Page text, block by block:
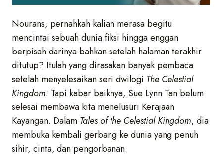
Nourans, pernahkah kalian merasa begitu
mencintai sebuah dunia fiksi hingga enggan
berpisah darinya bahkan setelah halaman terakhir
ditutup? Itulah yang dirasakan banyak pembaca
setelah menyelesaikan seri dwilogi The Celestial
Kingdom. Tapi kabar baiknya, Sue Lynn Tan belum
selesai membawa kita menelusuri Kerajaan
Kayangan. Dalam Tales of the Celestial Kingdom, dia
membuka kembali gerbang ke dunia yang penuh
sihir, cinta, dan pengorbanan.